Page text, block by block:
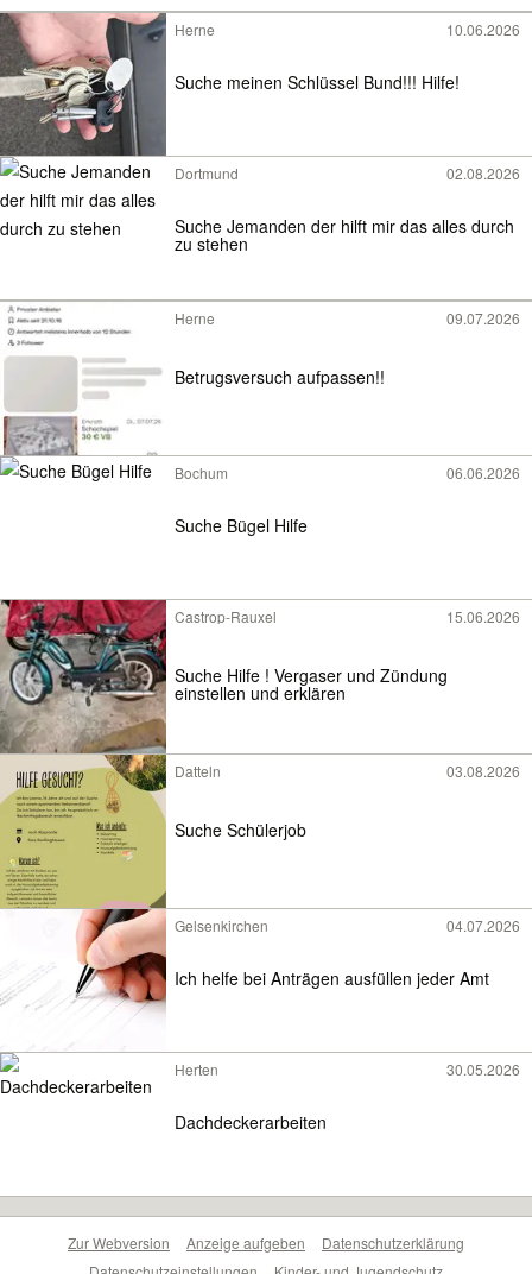
Herne 10.06.2026
Suche meinen Schlüssel Bund!!! Hilfe!
Dortmund 02.08.2026
Suche Jemanden der hilft mir das alles durch
zu stehen
Herne 09.07.2026
Betrugsversuch aufpassen!!
Bochum 06.06.2026
Suche Bügel Hilfe
Castrop-Rauxel 15.06.2026
Suche Hilfe ! Vergaser und Zündung
einstellen und erklären
Datteln 03.08.2026
Suche Schülerjob
Gelsenkirchen 04.07.2026
Ich helfe bei Anträgen ausfüllen jeder Amt
Herten 30.05.2026
Dachdeckerarbeiten
Zur Webversion Anzeige aufgeben
Datenschutzerklärung